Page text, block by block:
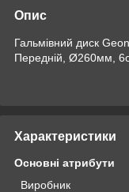
Опис
Гальмівний диск
Передній, Ø260мм,
Характеристики
Основні атрибути
Виробник